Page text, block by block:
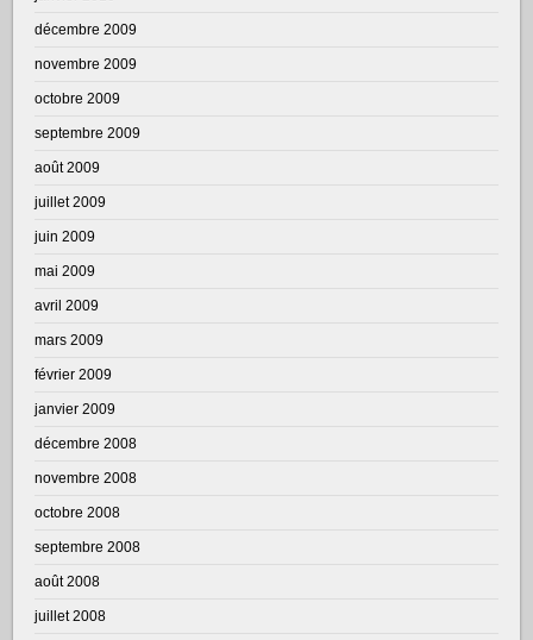
décembre 2009
novembre 2009
octobre 2009
septembre 2009
août 2009
juillet 2009
juin 2009
mai 2009
avril 2009
mars 2009
février 2009
janvier 2009
décembre 2008
novembre 2008
octobre 2008
septembre 2008
août 2008
juillet 2008